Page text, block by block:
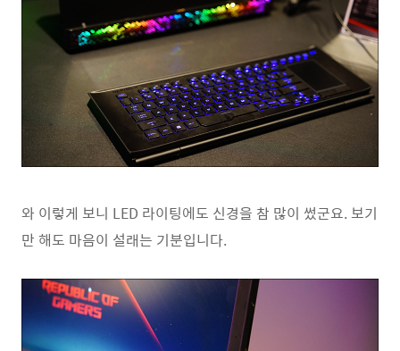
와 이렇게 보니 LED 라이팅에도 신경을 참 많이 썼군요. 보기
만 해도 마음이 설래는 기분입니다.